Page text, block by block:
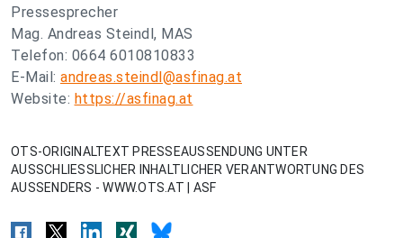
Pressesprecher
Mag. Andreas Steindl, MAS
Telefon: 0664 6010810833
E-Mail: andreas.steindl@asfinag.at
Website: https://asfinag.at
OTS-ORIGINALTEXT PRESSEAUSSENDUNG UNTER
AUSSCHLIESSLICHER INHALTLICHER VERANTWORTUNG DES
AUSSENDERS - WWW.OTS.AT | ASF